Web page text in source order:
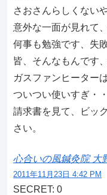
さおさんらしくない
意外な一面が見れて
何事も勉強です、失
皆、そんなもんです
ガスファンヒーター
ついつい使いすぎ・
請求書を見て、ビッ
さい。
心合いの風鍼灸院 大
2011年11月23日 4:42 PM
SECRET: 0